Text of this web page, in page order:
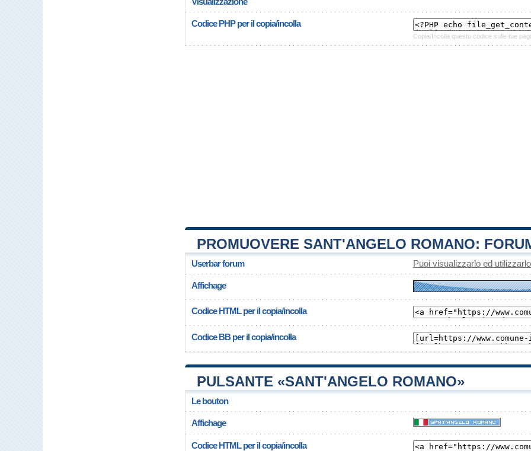
Codice PHP per il copia/incolla
Copia/Incolla questo codice sulle tue
PROMUOVERE SANT'ANGELO ROMANO:
Userbar forum Puoi visualizzarlo ed
Affichage
Codice HTML per il copia/incolla
Codice BB per il copia/incolla
PULSANTE «SANT'ANGELO ROMANO»
Le bouton
Affichage
Codice HTML per il copia/incolla